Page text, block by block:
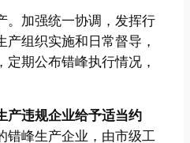
。加强统一协调，发挥行
组织实施和日常督导，
期公布错峰执行情况，
产违规企业给予适当约
错峰生产企业，由市级工